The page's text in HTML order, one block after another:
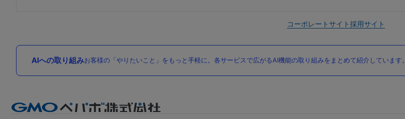
コーポレートサイト採用サイト
AIへの取り組みお客様の「やりたいこと」をもっと手軽に。各サービスで広がるAI機能の取り組みをまとめて紹介しています。